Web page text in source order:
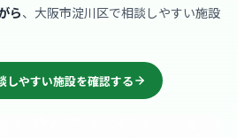
ら、大阪市淀川区で相談しやすい施設
しやすい施設を確認する